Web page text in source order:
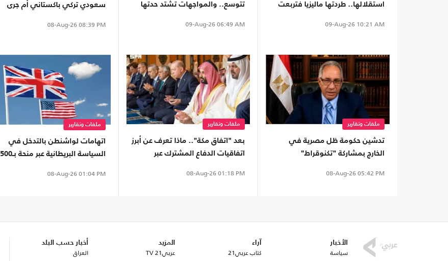
استقلالها.. طردتها ماليزيا فتربعت
09-Aug-26 10:21 AM
تتوسع.. والمواجهات تشتد حدتها
09-Aug-26 06:49 AM
سعودي تركي باكستاني أم جرى
08-Aug-26 08:39 PM
ملفات وتقارير
تدشين حكومة ظل مصرية في
الخارج بمشاركة "تكنوقراط"
08-Aug-26 05:42 PM
ملفات وتقارير
بعد "اتفاق مكة".. ماذا تعرف عن أبرز
اتفاقيات الدفاع المشترك عبر
08-Aug-26 01:18 PM
ملفات وتقارير
اتهامات لواشنطن بالتدخل في
السياسة البريطانية عبر منحة بـ500
08-Aug-26 01:04 PM
الأخبار
سياسة
آراء
كتاب عربي21
المزيد
عربي21 TV
أخبار حسب البلد
العراق